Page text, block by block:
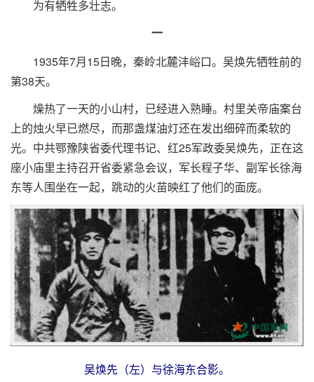
为有牺牲多壮志。
一
1935年7月15日晚，秦岭北麓沣峪口。吴焕先牺牲前的
第38天。
燥热了一天的小山村，已经进入熟睡。村里关帝庙案台
上的烛火早已燃尽，而那盏煤油灯还在发出细碎而柔软的
光。中共鄂豫陕省委代理书记、红25军政委吴焕先，正在这
座小庙里主持召开省委紧急会议，军长程子华、副军长徐海
东等人围坐在一起，跳动的火苗映红了他们的面庞。
吴焕先（左）与徐海东合影。